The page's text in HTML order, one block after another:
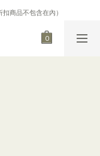
毛衣木偶吊飾
商品不包含在內）
作毛衣木偶吊飾